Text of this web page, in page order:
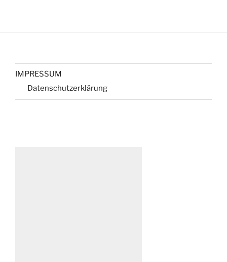
IMPRESSUM
Datenschutzerklärung